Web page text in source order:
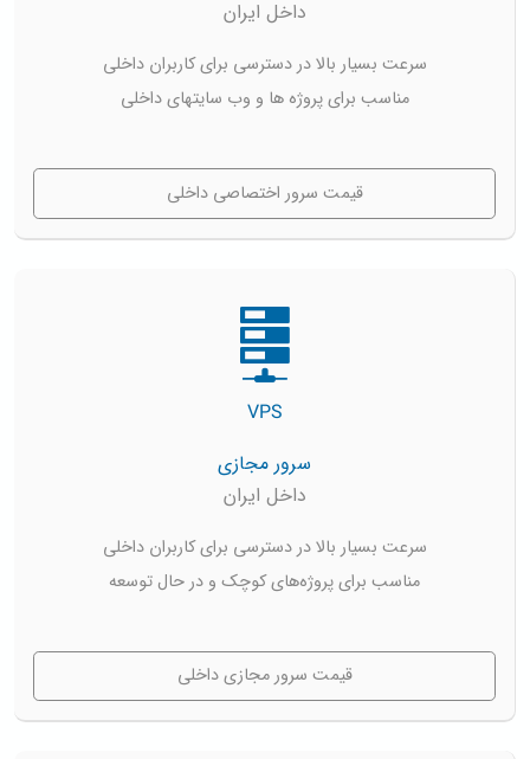
داخل ایران
سرعت بسیار بالا در دسترسی برای کاربران داخلی
مناسب برای پروژه ها و وب سایتهای داخلی
قیمت سرور اختصاصی داخلی
VPS
سرور مجازی
داخل ایران
سرعت بسیار بالا در دسترسی برای کاربران داخلی
مناسب برای پروژه‌های کوچک و در حال توسعه
قیمت سرور مجازی داخلی